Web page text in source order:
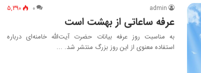
admin ۰ 5,390
عرفه ساعاتی از بهشت است
به مناسبت روز عرفه بیانات حضرت آیت‌الله خامنه‌ای درباره
استفاده معنوی از این روز بزرگ منتشر شد. ...